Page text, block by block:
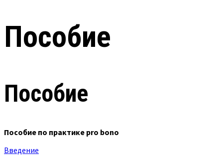
Пособие
Пособие
Пособие по практике pro bono
Введение